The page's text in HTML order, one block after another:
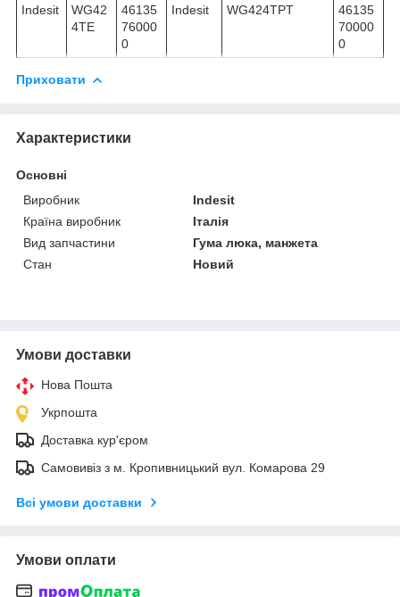
Indesit
WG42
4TE
46135
76000
0
Indesit WG424TPT
46135
70000
0
Приховати
Характеристики
Основні
Виробник
Indesit
Країна виробник
Італія
Вид запчастини
Гума люка, манжета
Стан
Новий
Умови доставки
Нова Пошта
Укрпошта
Доставка кур'єром
Самовивіз з м. Кропивницький вул. Комарова 29
Всі умови доставки
Умови оплати